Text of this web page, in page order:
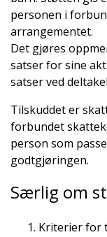
personen i
arrangementet.
Det gjøres
satser for sine
satser ved
Tilskuddet er
forbundet
person som
godtgjøringen.
Særlig om
Kriterier for